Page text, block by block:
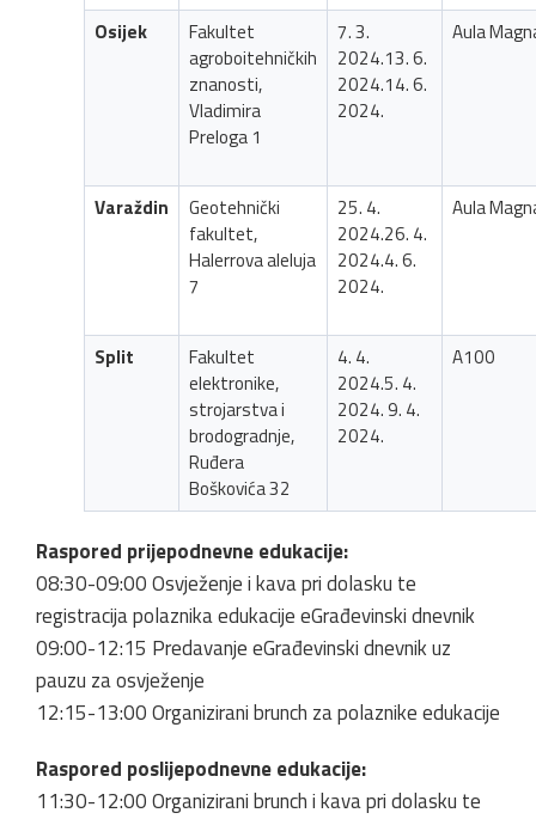
Osijek
Fakultet
agroboitehničkih
znanosti,
Vladimira
Preloga 1
7. 3.
2024.13. 6.
2024.14. 6.
2024.
Aula
Varaždin
Geotehnički
fakultet,
Halerrova aleluja
7
25. 4.
2024.26. 4.
2024.4. 6.
2024.
Aula
Split
Fakultet
elektronike,
strojarstva i
brodogradnje,
Ruđera
Boškovića 32
4. 4.
2024.5. 4.
2024. 9. 4.
2024.
A100
Raspored prijepodnevne edukacije:
08:30-09:00 Osvježenje i kava pri dolasku te
registracija polaznika edukacije eGrađevinski dnevnik
09:00-12:15 Predavanje eGrađevinski dnevnik uz
pauzu za osvježenje
12:15-13:00 Organizirani brunch za polaznike edukacije
Raspored poslijepodnevne edukacije:
11:30-12:00 Organizirani brunch i kava pri dolasku te